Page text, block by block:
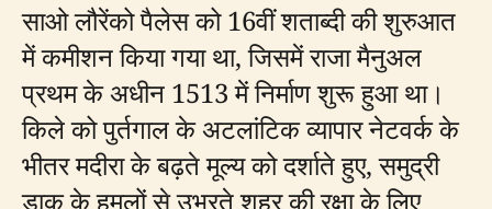
साओ लौरेंको पैलेस को 16वीं शताब्दी की शुरुआत
में कमीशन किया गया था, जिसमें राजा मैनुअल
प्रथम के अधीन 1513 में निर्माण शुरू हुआ था।
किले को पुर्तगाल के अटलांटिक व्यापार नेटवर्क के
भीतर मदीरा के बढ़ते मूल्य को दर्शाते हुए, समुद्री
डाकू के हमलों से उभरते शहर की रक्षा के लिए